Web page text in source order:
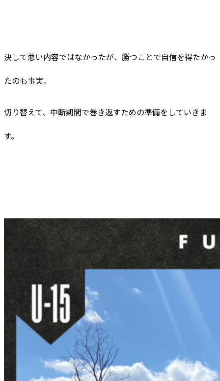
決して悪い内容ではなかったが、勝つことで自信を得たかっ
たのも事実。
切り替えて、中断期間で巻き返すための準備をしていきま
す。